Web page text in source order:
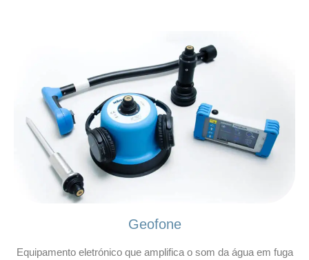
Geofone
Equipamento eletrónico que amplifica o som da água em fuga